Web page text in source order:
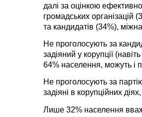
далі за оцінкою
громадських організацій
та кандидатів (34%),
Не проголосують за
задіяний у корупції
64% населення, можуть і
Не проголосують за
задіяні в корупційних
Лише 32% населення